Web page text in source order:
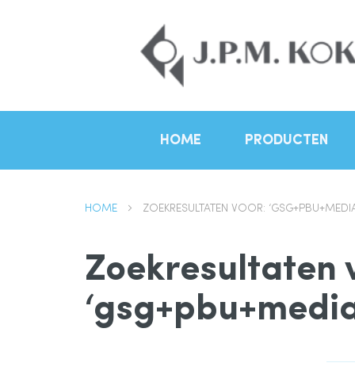
HOME PRODUCTEN
HOME ZOEKRESULTATEN VOOR:
Zoekresultaten